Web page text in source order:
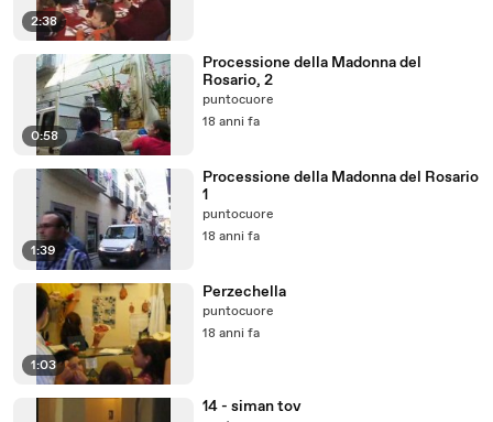
2:38
0:58
Processione della Madonna del
Rosario, 2
puntocuore
18 anni fa
1:39
Processione della Madonna del Rosario
1
puntocuore
18 anni fa
1:03
Perzechella
puntocuore
18 anni fa
14 - siman tov